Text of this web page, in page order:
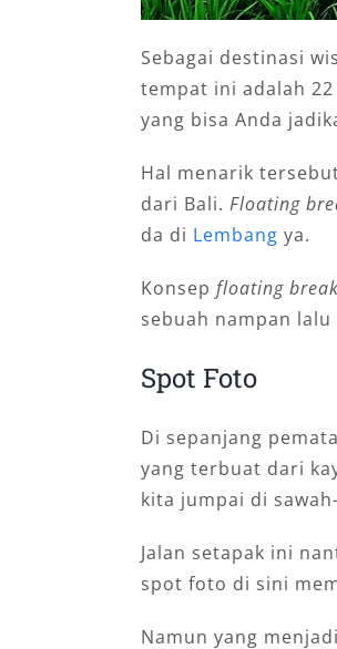
Sebagai destinasi
tempat ini adalah
yang bisa Anda
Hal menarik
dari Bali. Floating
da di Lembang ya.
Konsep floating
sebuah nampan
Spot Foto
Di sepanjang
yang terbuat dari
kita jumpai di
Jalan setapak ini
spot foto di sini
Namun yang